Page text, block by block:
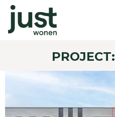
PROJECT: